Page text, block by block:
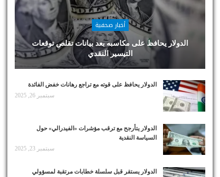
أخبار صحفية
الدولار يحافظ على مكاسبه بعد بيانات تقلص توقعات
التيسير النقدي
الدولار يحافظ على قوته مع تراجع رهانات خفض الفائدة
سبتمبر 26, 2025
الدولار يتأرجح مع ترقب مؤشرات «الفيدرالي» حول
السياسة النقدية
سبتمبر 23, 2025
الدولار يستقر قبل سلسلة خطابات مرتقبة لمسؤولي